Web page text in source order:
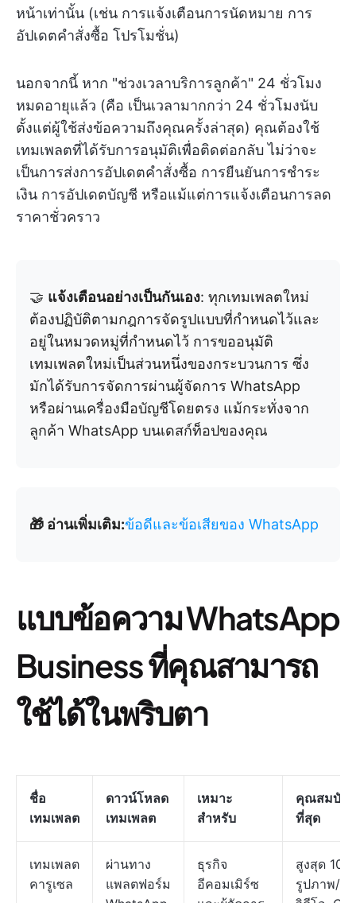
หน้าเท่านั้น (เช่น การแจ้งเตือนการนัดหมาย การ
อัปเดตคำสั่งซื้อ โปรโมชั่น)
นอกจากนี้ หาก "ช่วงเวลาบริการลูกค้า" 24 ชั่วโมง
หมดอายุแล้ว (คือ เป็นเวลามากกว่า 24 ชั่วโมงนับ
ตั้งแต่ผู้ใช้ส่งข้อความถึงคุณครั้งล่าสุด) คุณต้องใช้
เทมเพลตที่ได้รับการอนุมัติเพื่อติดต่อกลับ ไม่ว่าจะ
เป็นการส่งการอัปเดตคำสั่งซื้อ การยืนยันการชำระ
เงิน การอัปเดตบัญชี หรือแม้แต่การแจ้งเตือนการลด
ราคาชั่วคราว
🤝 แจ้งเตือนอย่างเป็นกันเอง: ทุกเทมเพลตใหม่
ต้องปฏิบัติตามกฎการจัดรูปแบบที่กำหนดไว้และ
อยู่ในหมวดหมู่ที่กำหนดไว้ การขออนุมัติ
เทมเพลตใหม่เป็นส่วนหนึ่งของกระบวนการ ซึ่ง
มักได้รับการจัดการผ่านผู้จัดการ WhatsApp
หรือผ่านเครื่องมือบัญชีโดยตรง แม้กระทั่งจาก
ลูกค้า WhatsApp บนเดสก์ท็อปของคุณ
🎁 อ่านเพิ่มเติม:ข้อดีและข้อเสียของ WhatsApp
แบบข้อความ WhatsApp
Business ที่คุณสามารถ
ใช้ได้ในพริบตา
ชื่อ
เทมเพลต
ดาวน์โหลด
เทมเพลต
เหมาะ
สำหรับ
คุณสมบัติ
ที่สุด
เทมเพลต
คารูเซล
ผ่านทาง
แพลตฟอร์ม
ธุรกิจ
อีคอมเมิร์ซ
สูงสุด 10
รูปภาพ/